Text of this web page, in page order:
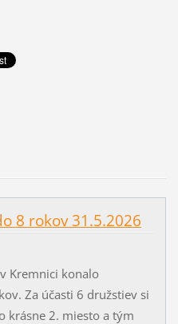
8 rokov 31.5.2026
Kremnici konalo
Za účasti 6 družstiev si
krásne 2. miesto a tým